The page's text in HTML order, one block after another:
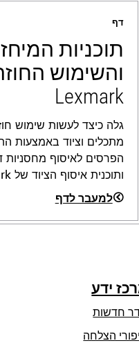
דף
תוכניות
והשימוש
Lexmark
גלה כיצד לעשות שימוש
מתכלים וציוד באמצעות
ותוכנית איסוף הציוד של Lexmark.
למעבר לדף
ידע
חדשות
הצלחה